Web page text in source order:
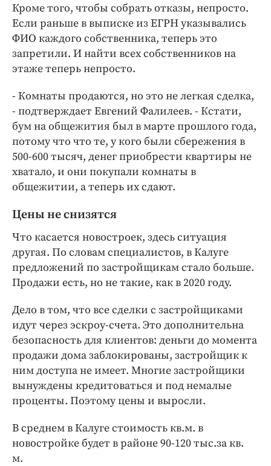
Кроме того, чтобы собрать отказы, непросто.
Если раньше в выписке из ЕГРН указывались
ФИО каждого собственника, теперь это
запретили. И найти всех собственников на
этаже теперь непросто.
- Комнаты продаются, но это не легкая сделка,
- подтверждает Евгений Фалилеев. - Кстати,
бум на общежития был в марте прошлого года,
потому что что те, у кого были сбережения в
500-600 тысяч, денег приобрести квартиры не
хватало, и они покупали комнаты в
общежитии, а теперь их сдают.
Цены не снизятся
Что касается новостроек, здесь ситуация
другая. По словам специалистов, в Калуге
предложений по застройщикам стало больше.
Продажи есть, но не такие, как в 2020 году.
Дело в том, что все сделки с застройщиками
идут через эскроу-счета. Это дополнительна
безопасность для клиентов: деньги до момента
продажи дома заблокированы, застройщик к
ним доступа не имеет. Многие застройщики
вынуждены кредитоваться и под немалые
проценты. Поэтому цены и выросли.
В среднем в Калуге стоимость кв.м. в
новостройке будет в районе 90-120 тыс.за кв.
м.